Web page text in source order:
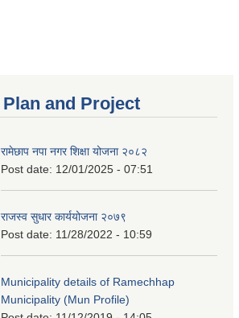
Plan and Project
रामेछाप नपा नगर शिक्षा योजना २०८२
Post date: 12/01/2025 - 07:51
राजस्व सुधार कार्ययोजना २०७९
Post date: 11/28/2022 - 10:59
Municipality details of Ramechhap
Municipality (Mun Profile)